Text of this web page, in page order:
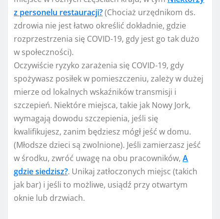
z personelu restauracji?(Chociaż urzędnikom ds.
zdrowia nie jest łatwo określić dokładnie, gdzie
rozprzestrzenia się COVID-19, gdy jest go tak dużo
w społeczności).
Oczywiście ryzyko zarażenia się COVID-19, gdy
spożywasz posiłek w pomieszczeniu, zależy w dużej
mierze od lokalnych wskaźników transmisji i
szczepień. Niektóre miejsca, takie jak Nowy Jork,
wymagają dowodu szczepienia, jeśli się
kwalifikujesz, zanim będziesz mógł jeść w domu.
(Młodsze dzieci są zwolnione). Jeśli zamierzasz jeść
w środku, zwróć uwagę na obu pracowników, A
gdzie siedzisz?. Unikaj zatłoczonych miejsc (takich
jak bar) i jeśli to możliwe, usiądź przy otwartym
oknie lub drzwiach.